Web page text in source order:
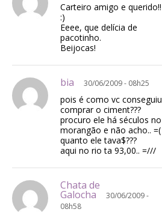
Carteiro amigo e querido!!
:)
Eeee, que delícia de
pacotinho.
Beijocas!
bia 30/06/2009 - 08h25
pois é como vc conseguiu
comprar o ciment???
procuro ele há séculos no
morangão e não acho.. =(
quanto ele tava$???
aqui no rio ta 93,00.. =///
Chata de
Galocha
30/06/2009 -
08h58